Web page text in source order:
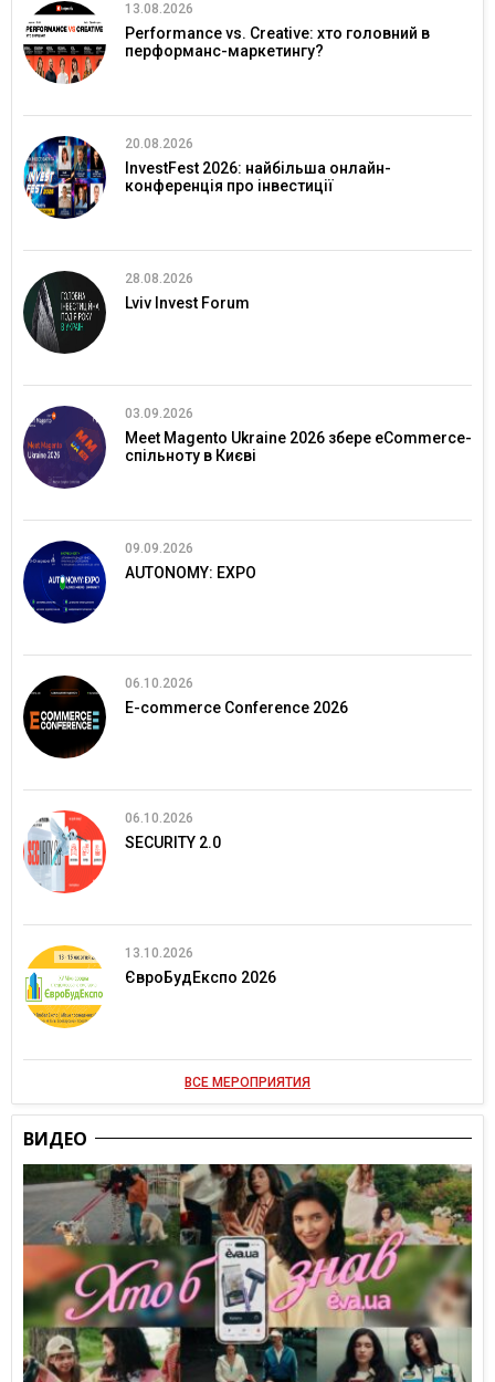
13.08.2026
Performance vs. Creative: хто головний в
перформанс-маркетингу?
20.08.2026
InvestFest 2026: найбільша онлайн-
конференція про інвестиції
28.08.2026
Lviv Invest Forum
03.09.2026
Meet Magento Ukraine 2026 збере eCommerce-
спільноту в Києві
09.09.2026
AUTONOMY: EXPO
06.10.2026
E-commerce Conference 2026
06.10.2026
SECURITY 2.0
13.10.2026
ЄвроБудЕкспо 2026
ВСЕ МЕРОПРИЯТИЯ
ВИДЕО